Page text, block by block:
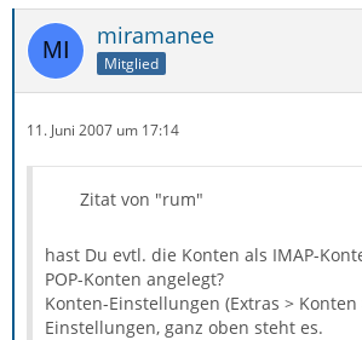
miramanee
Mitglied
11. Juni 2007 um 17:14
Zitat von "rum"
hast Du evtl. die Konten als IMAP-
POP-Konten angelegt?
Konten-Einstellungen (Extras > Konten
Einstellungen, ganz oben steht es.